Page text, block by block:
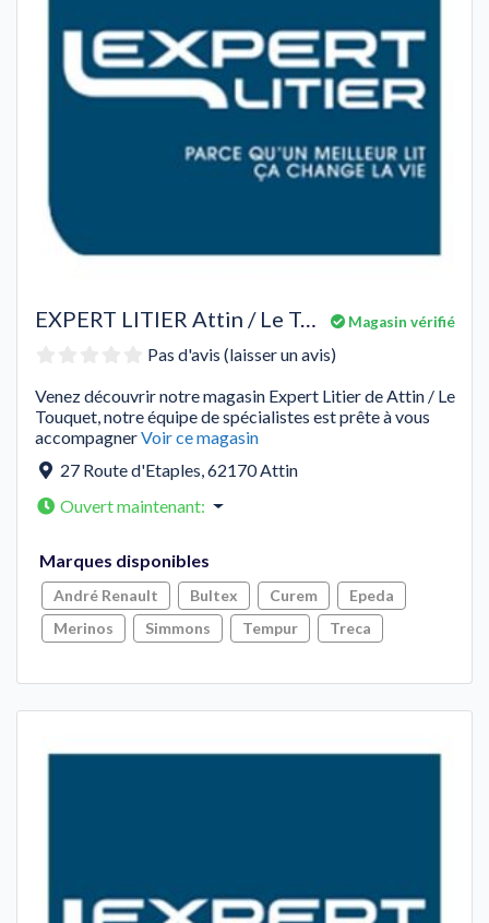
Magasin vérifié
EXPERT LITIER Attin / Le Touquet
Pas d'avis (laisser un avis)
Venez découvrir notre magasin Expert Litier de Attin / Le
Touquet, notre équipe de spécialistes est prête à vous
accompagnerVoir ce magasin
27 Route d'Etaples,62170Attin
Ouvert maintenant:
Marques disponibles
André Renault Bultex Curem
Epeda
Merinos
Simmons Tempur Treca